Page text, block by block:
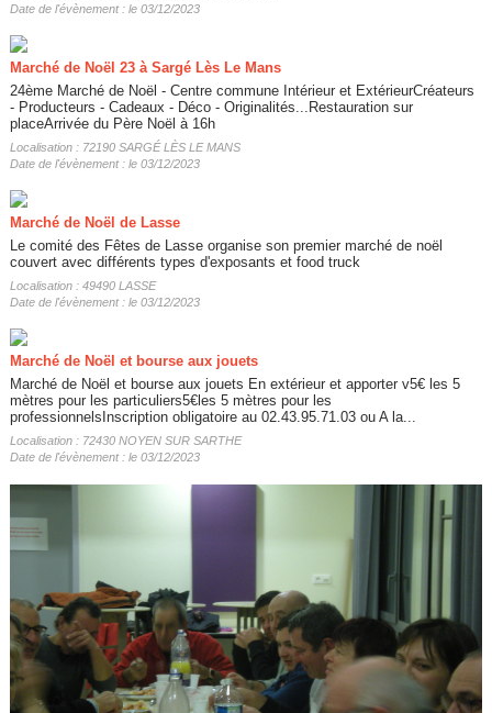
Date de l'évènement : le 03/12/2023
Marché de Noël 23 à Sargé Lès Le Mans
24ème Marché de Noël - Centre commune Intérieur et ExtérieurCréateurs
- Producteurs - Cadeaux - Déco - Originalités...Restauration sur
placeArrivée du Père Noël à 16h
Localisation : 72190 SARGÉ LÈS LE MANS
Date de l'évènement : le 03/12/2023
Marché de Noël de Lasse
Le comité des Fêtes de Lasse organise son premier marché de noël
couvert avec différents types d'exposants et food truck
Localisation : 49490 LASSE
Date de l'évènement : le 03/12/2023
Marché de Noël et bourse aux jouets
Marché de Noël et bourse aux jouets En extérieur et apporter v5€ les 5
mètres pour les particuliers5€les 5 mètres pour les
professionnelsInscription obligatoire au 02.43.95.71.03 ou A la...
Localisation : 72430 NOYEN SUR SARTHE
Date de l'évènement : le 03/12/2023